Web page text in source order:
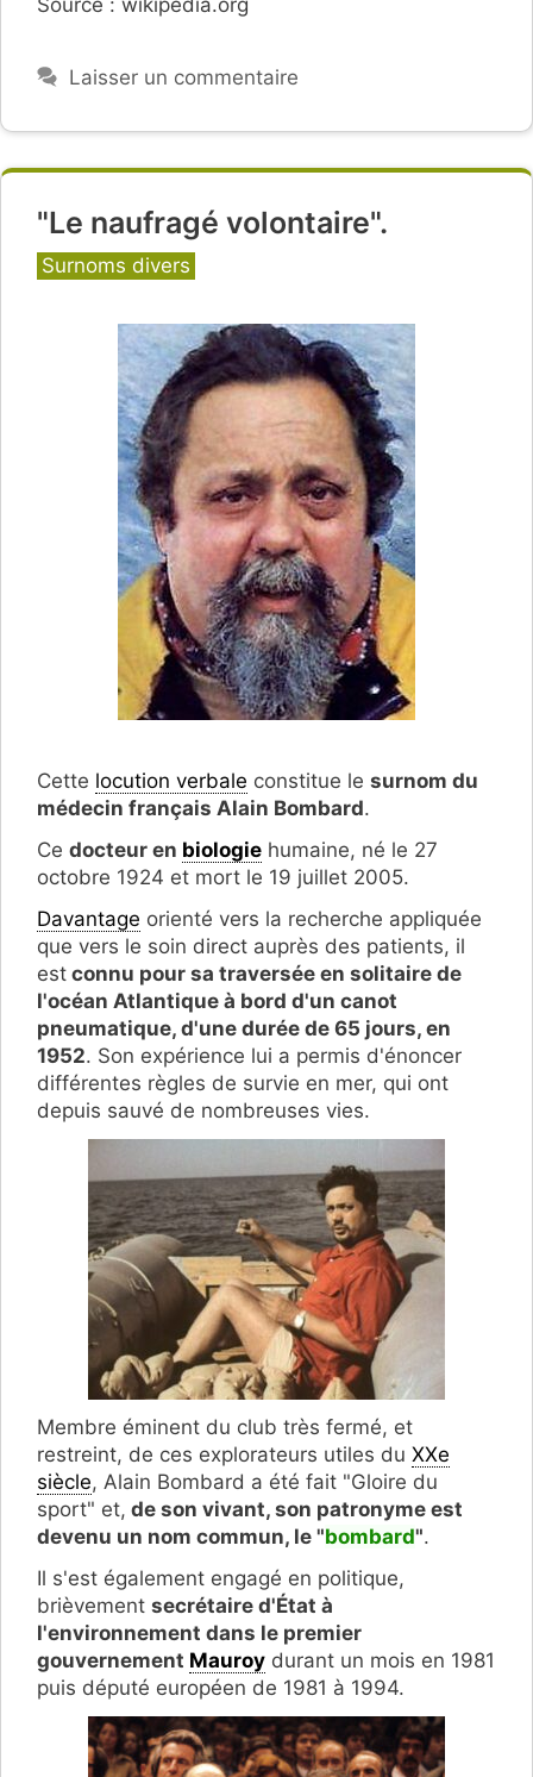
Laisser un commentaire
"Le naufragé volontaire".
Catégories
Surnoms divers
Cette locution verbale constitue le surnom du
médecin français Alain Bombard.
Ce docteur en biologie humaine, né le 27
octobre 1924 et mort le 19 juillet 2005.
Davantage orienté vers la recherche appliquée
que vers le soin direct auprès des patients, il
est connu pour sa traversée en solitaire de
l'océan Atlantique à bord d'un canot
pneumatique, d'une durée de 65 jours, en
1952. Son expérience lui a permis d'énoncer
différentes règles de survie en mer, qui ont
depuis sauvé de nombreuses vies.
Membre éminent du club très fermé, et
restreint, de ces explorateurs utiles du XXe
siècle, Alain Bombard a été fait "Gloire du
sport" et, de son vivant, son patronyme est
devenu un nom commun, le "bombard".
Il s'est également engagé en politique,
brièvement secrétaire d'État à
l'environnement dans le premier
gouvernement Mauroy durant un mois en 1981
puis député européen de 1981 à 1994.